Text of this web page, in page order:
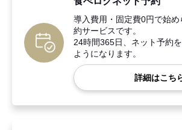
導入費用・固定費0円で始
約サービスです。
24時間365日、ネット予約
ようになります。
詳細はこち